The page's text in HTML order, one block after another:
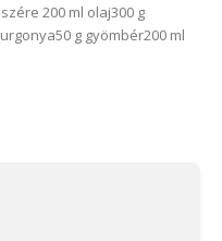
g gyömbér200 ml